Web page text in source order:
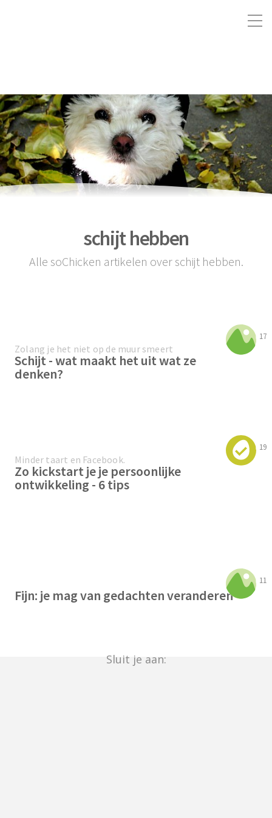
schijt hebben
Alle soChicken artikelen over schijt hebben.
17
Zolang je het niet op de muur smeert
Schijt - wat maakt het uit wat ze
denken?
19
Minder taart en Facebook.
Zo kickstart je je persoonlijke
ontwikkeling - 6 tips
11
Fijn: je mag van gedachten veranderen
Sluit je aan: